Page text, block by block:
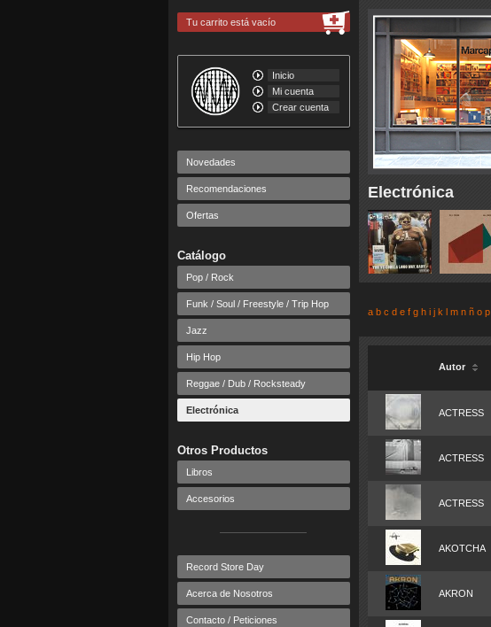
Electrónica
Tu carrito está vacío
Inicio
Mi cuenta
Crear cuenta
Novedades
Recomendaciones
Ofertas
Catálogo
Pop / Rock
Funk / Soul / Freestyle / Trip Hop
Jazz
Hip Hop
Reggae / Dub / Rocksteady
Electrónica
Otros Productos
Libros
Accesorios
Record Store Day
Acerca de Nosotros
Contacto / Peticiones
a b c d e f g h i j k l m n ñ o p
Autor
ACTRESS
ACTRESS
ACTRESS
AKOTCHA
AKRON